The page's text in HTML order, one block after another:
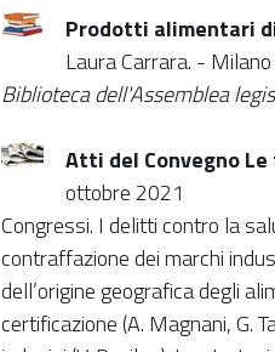
Prodotti alimentari
Laura Carrara. -
Biblioteca dell'Assemblea
Atti del Convegno
ottobre 2021
Congressi. I delitti contro la
contraffazione dei marchi
dell’origine geografica degli
certificazione (A. Magnani, G.